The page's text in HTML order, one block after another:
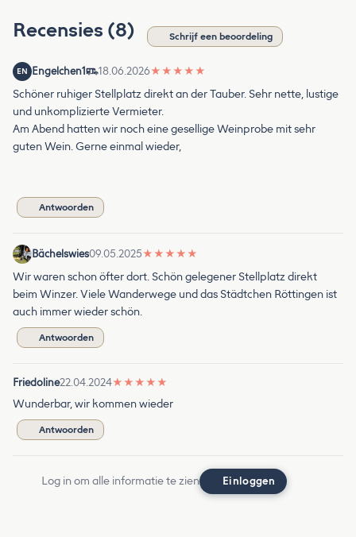
Recensies (8) Schrijf een beoordeling
EN Engelchen1 18.06.2026★ ★ ★ ★ ★
Schöner ruhiger Stellplatz direkt an der Tauber. Sehr nette, lustige
und unkomplizierte Vermieter.
Am Abend hatten wir noch eine gesellige Weinprobe mit sehr
guten Wein. Gerne einmal wieder,
Antwoorden
Bächelswies09.05.2025★ ★ ★ ★ ★
Wir waren schon öfter dort. Schön gelegener Stellplatz direkt
beim Winzer. Viele Wanderwege und das Städtchen Röttingen ist
auch immer wieder schön.
Antwoorden
Friedoline22.04.2024★ ★ ★ ★ ★
Wunderbar, wir kommen wieder
Antwoorden
Log in om alle informatie te zien Einloggen